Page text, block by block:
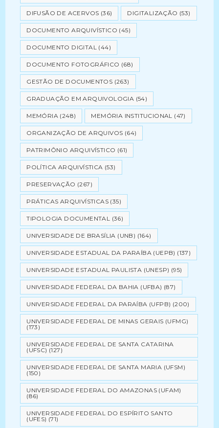
DIFUSÃO DE ACERVOS (36) DIGITALIZAÇÃO (53)
DOCUMENTO ARQUIVÍSTICO (45)
DOCUMENTO DIGITAL (44)
DOCUMENTO FOTOGRÁFICO (68)
GESTÃO DE DOCUMENTOS (263)
GRADUAÇÃO EM ARQUIVOLOGIA (54)
MEMÓRIA (248) MEMÓRIA INSTITUCIONAL (47)
ORGANIZAÇÃO DE ARQUIVOS (64)
PATRIMÔNIO ARQUIVÍSTICO (61)
POLÍTICA ARQUIVÍSTICA (53)
PRESERVAÇÃO (267)
PRÁTICAS ARQUIVÍSTICAS (35)
TIPOLOGIA DOCUMENTAL (36)
UNIVERSIDADE DE BRASÍLIA (UNB) (164)
UNIVERSIDADE ESTADUAL DA PARAÍBA (UEPB) (137)
UNIVERSIDADE ESTADUAL PAULISTA (UNESP) (95)
UNIVERSIDADE FEDERAL DA BAHIA (UFBA) (87)
UNIVERSIDADE FEDERAL DA PARAÍBA (UFPB) (200)
UNIVERSIDADE FEDERAL DE MINAS GERAIS (UFMG)
(173)
UNIVERSIDADE FEDERAL DE SANTA CATARINA
(UFSC) (127)
UNIVERSIDADE FEDERAL DE SANTA MARIA (UFSM)
(150)
UNIVERSIDADE FEDERAL DO AMAZONAS (UFAM)
(86)
UNIVERSIDADE FEDERAL DO ESPÍRITO SANTO
(UFES) (71)